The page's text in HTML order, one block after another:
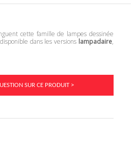
cette famille de lampes dessinée
dans les versions lampadaire,
SUR CE PRODUIT >